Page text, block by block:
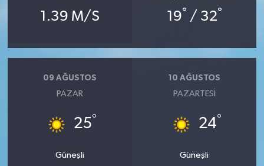
1.39 M/S 19° / 32°
09 AĞUSTOS
PAZAR
25°
Güneşli
10 AĞUSTOS
PAZARTESI
24°
Güneşli